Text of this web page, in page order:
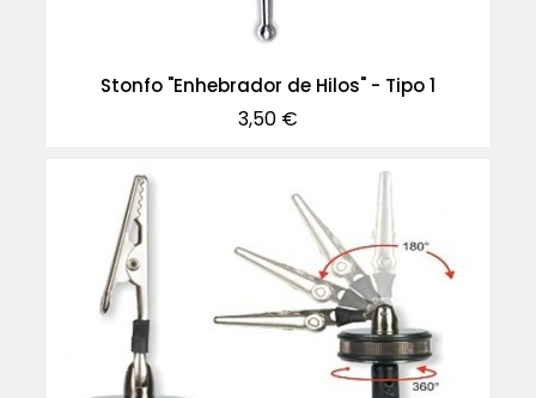
Stonfo "Enhebrador de Hilos" - Tipo 1
Precio
3,50 €